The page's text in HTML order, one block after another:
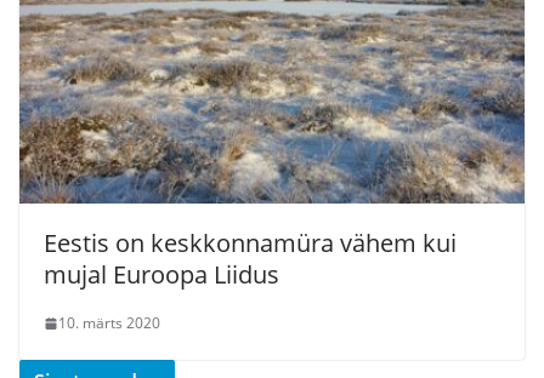
Eestis on keskkonnamüra vähem kui
mujal Euroopa Liidus
10. märts 2020